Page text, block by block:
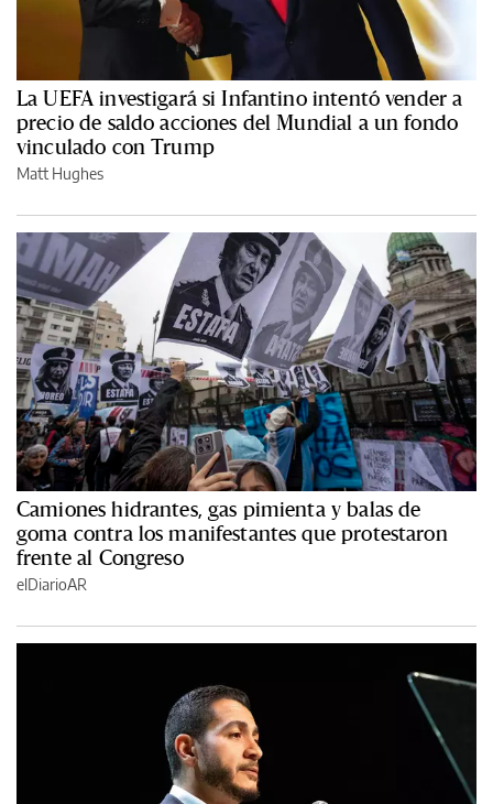
La UEFA investigará si Infantino intentó vender a
precio de saldo acciones del Mundial a un fondo
vinculado con Trump
Matt Hughes
Camiones hidrantes, gas pimienta y balas de
goma contra los manifestantes que protestaron
frente al Congreso
elDiarioAR